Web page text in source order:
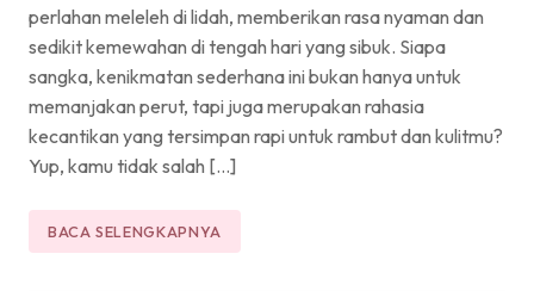
perlahan meleleh di lidah, memberikan rasa nyaman dan
sedikit kemewahan di tengah hari yang sibuk. Siapa
sangka, kenikmatan sederhana ini bukan hanya untuk
memanjakan perut, tapi juga merupakan rahasia
kecantikan yang tersimpan rapi untuk rambut dan kulitmu?
Yup, kamu tidak salah […]
BACA SELENGKAPNYA